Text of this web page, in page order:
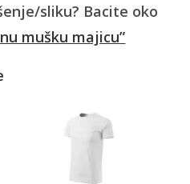
sliku? Bacite oko
mušku majicu”